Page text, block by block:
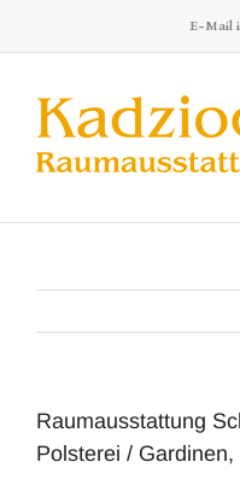
springen
E-Mail
Raumausstattung
Polsterei /